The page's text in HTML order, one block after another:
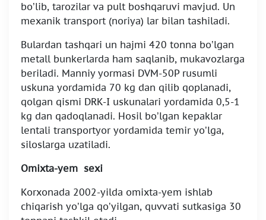
bo’lib, tarozilar va pult boshqaruvi mavjud. Un
mexanik transport (noriya) lar bilan tashiladi.
Bulardan tashqari un hajmi 420 tonna bo’lgan
metall bunkerlarda ham saqlanib, mukavozlarga
beriladi. Manniy yormasi DVM-50P rusumli
uskuna yordamida 70 kg dan qilib qoplanadi,
qolgan qismi DRK-I uskunalari yordamida 0,5-1
kg dan qadoqlanadi. Hosil bo’lgan kepaklar
lentali transportyor yordamida temir yo’lga,
siloslarga uzatiladi.
Omixta-yem sexi
Korxonada 2002-yilda omixta-yem ishlab
chiqarish yo’lga qo’yilgan, quvvati sutkasiga 30